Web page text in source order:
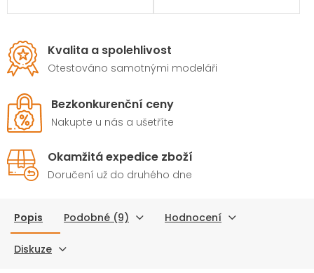
Kvalita a spolehlivost
Otestováno samotnými modeláři
Bezkonkurenční ceny
Nakupte u nás a ušetříte
Okamžitá expedice zboží
Doručení už do druhého dne
Popis Podobné (9) Hodnocení
Diskuze